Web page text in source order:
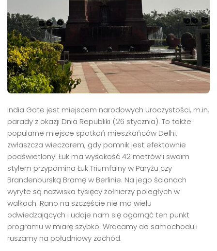
India Gate jest miejscem narodowych uroczystości, m.in.
parady z okazji Dnia Republiki (26 stycznia). To także
popularne miejsce spotkań mieszkańców Delhi,
zwłaszcza wieczorem, gdy pomnik jest efektownie
podświetlony. Łuk ma wysokość 42 metrów i swoim
stylem przypomina Łuk Triumfalny w Paryżu czy
Brandenburską Bramę w Berlinie. Na jego ścianach
wyryte są nazwiska tysięcy żołnierzy poległych w
walkach. Rano na szczęście nie ma wielu
odwiedzających i udaje nam się ogarnąć ten punkt
programu w miarę szybko. Wracamy do samochodu i
ruszamy na południowy zachód.